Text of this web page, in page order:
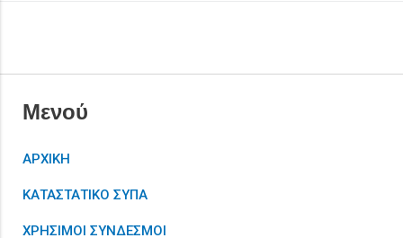
Μενού
ΑΡΧΙΚΗ
ΚΑΤΑΣΤΑΤΙΚΟ ΣΥΠΑ
ΧΡΗΣΙΜΟΙ ΣΥΝΔΕΣΜΟΙ